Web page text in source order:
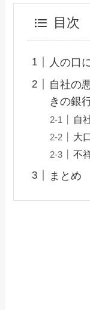
目次
人の口
自社の
きの銀
自
大
不
まとめ